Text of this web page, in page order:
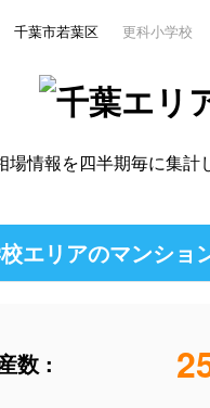
千葉市若葉区 更科小学校
場情報を四半期毎に集
エリアのマンショ
数 :